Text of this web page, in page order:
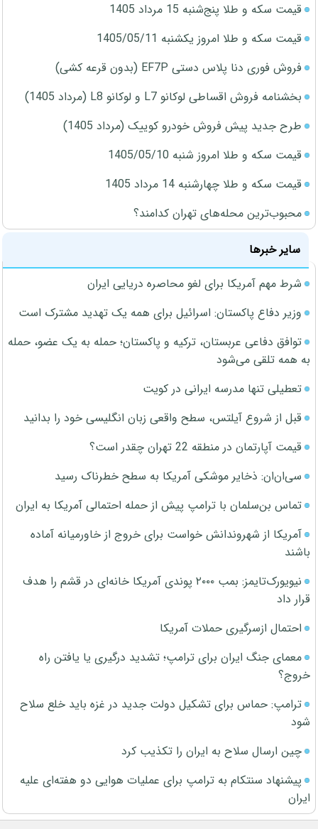
قیمت سکه و طلا پنج‌شنبه 15 مرداد 1405
قیمت سکه و طلا امروز یکشنبه 1405/05/11
فروش فوری دنا پلاس دستی EF7P (بدون قرعه کشی)
بخشنامه فروش اقساطی لوکانو L7 و لوکانو L8 (مرداد 1405)
طرح جدید پیش فروش خودرو کوییک (مرداد 1405)
قیمت سکه و طلا امروز شنبه 1405/05/10
قیمت سکه و طلا چهارشنبه 14 مرداد 1405
محبوب‌ترین محله‌های تهران کدامند؟
سایر خبرها
شرط مهم آمریکا برای لغو محاصره دریایی ایران
وزیر دفاع پاکستان: اسرائیل برای همه یک تهدید مشترک است
توافق دفاعی عربستان، ترکیه و پاکستان؛ حمله به یک عضو، حمله
به همه تلقی می‌شود
تعطیلی تنها مدرسه ایرانی در کویت
قبل از شروع آیلتس، سطح واقعی زبان انگلیسی خود را بدانید
قیمت آپارتمان در منطقه 22 تهران چقدر است؟
سی‌ان‌ان: ذخایر موشکی آمریکا به سطح خطرناک رسید
تماس بن‌سلمان با ترامپ پیش از حمله احتمالی آمریکا به ایران
آمریکا از شهروندانش خواست برای خروج از خاورمیانه آماده
باشند
نیویورک‌تایمز: بمب ۲۰۰۰ پوندی آمریکا خانه‌ای در قشم را هدف
قرار داد
احتمال ازسرگیری حملات آمریکا
معمای جنگ ایران برای ترامپ؛ تشدید درگیری یا یافتن راه
خروج؟
ترامپ: حماس برای تشکیل دولت جدید در غزه باید خلع سلاح
شود
چین ارسال سلاح به ایران را تکذیب کرد
پیشنهاد سنتکام به ترامپ برای عملیات هوایی دو هفته‌ای علیه
ایران